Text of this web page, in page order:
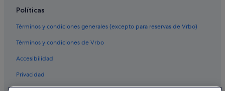
Políticas
Términos y condiciones generales (excepto para reservas de Vrbo)
Términos y condiciones de Vrbo
Accesibilidad
Privacidad